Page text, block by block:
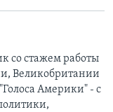
cо стажем работы
Великобритании
Америки" - с